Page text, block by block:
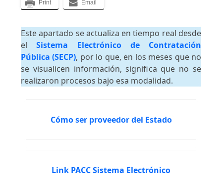
Print Email
Este apartado se actualiza en tiempo real desde
elSistema Electrónico de Contratación
Pública (SECP), por lo que, en los meses que no
se visualicen información, significa que no se
realizaron procesos bajo esa modalidad.
Cómo ser proveedor del Estado
Link PACC Sistema Electrónico